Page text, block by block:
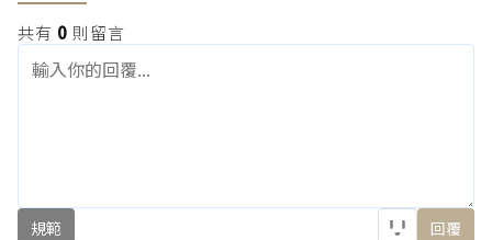
共有 0 則留言
規範 回覆